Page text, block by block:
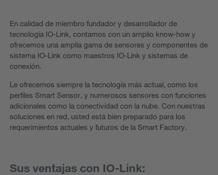
En calidad de miembro fundador y desarrollador de
tecnología IO-Link, contamos con un amplio know-how y
ofrecemos una amplia gama de sensores y componentes de
sistema IO-Link como maestros IO-Link y sistemas de
conexión.
Le ofrecemos siempre la tecnología más actual, como los
perfiles Smart Sensor, y numerosos sensores con funciones
adicionales como la conectividad con la nube. Con nuestras
soluciones en red, usted está bien preparado para los
requerimientos actuales y futuros de la Smart Factory.
Sus ventajas con IO-Link: